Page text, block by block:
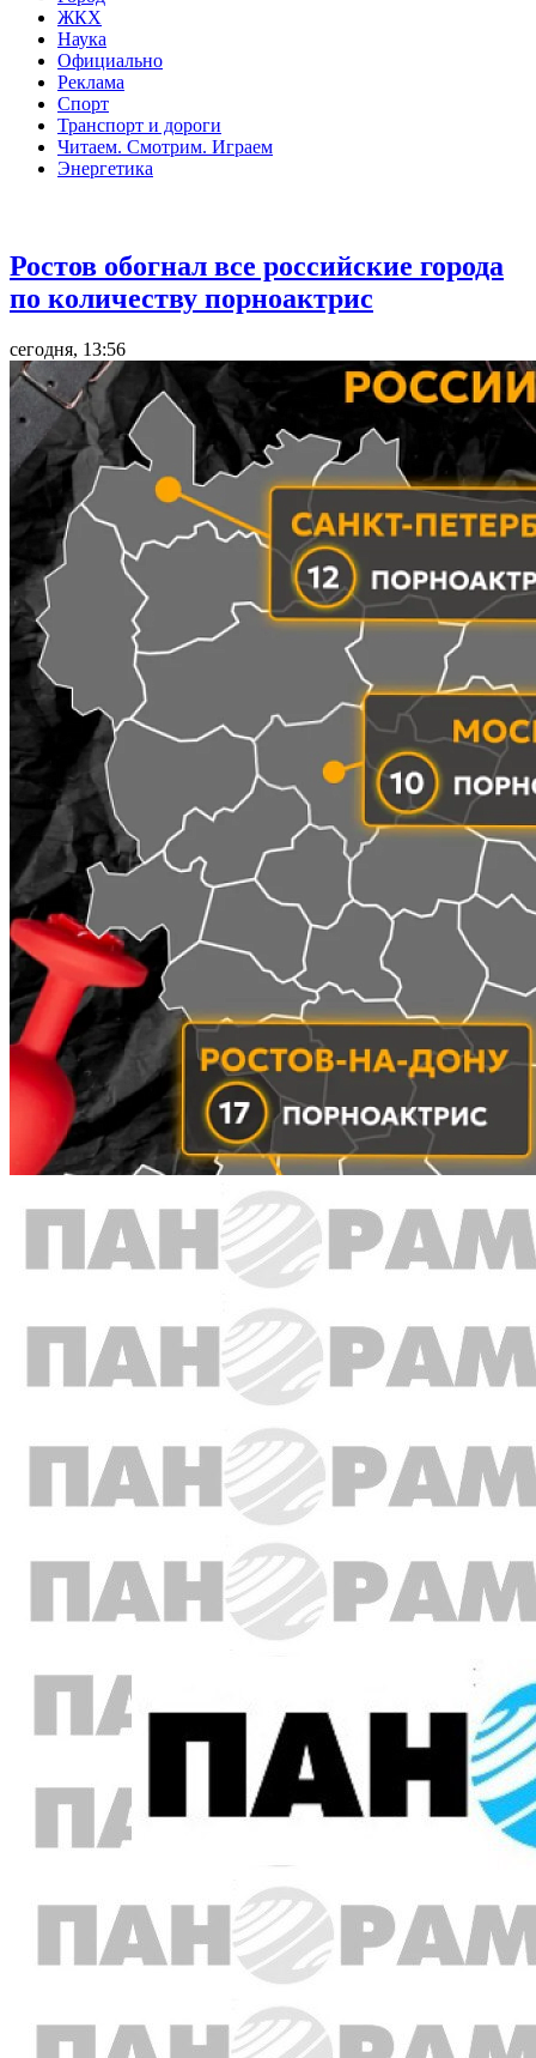
ЖКХ
Наука
Официально
Реклама
Спорт
Транспорт и дороги
Читаем. Смотрим. Играем
Энергетика
Ростов обогнал все российские города
по количеству порноактрис
сегодня, 13:56